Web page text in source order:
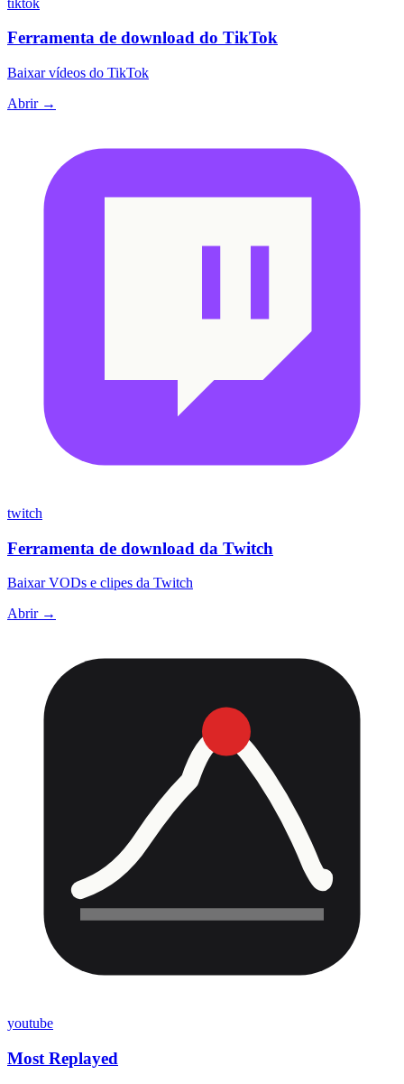
Ferramenta de download do TikTok
Baixar vídeos do TikTok
Abrir →
twitch
Ferramenta de download da Twitch
Baixar VODs e clipes da Twitch
Abrir →
youtube
Most Replayed